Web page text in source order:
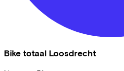
Bike totaal Loosdrecht